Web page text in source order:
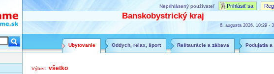
Neprihlásený používateľ Prihlásiť sa
Banskobystrický kraj
6. augusta 2026, 10:29 -
Podujatia a
Reštaurácie a zábava
Oddych, relax, šport
Ubytovanie
Výber: všetko